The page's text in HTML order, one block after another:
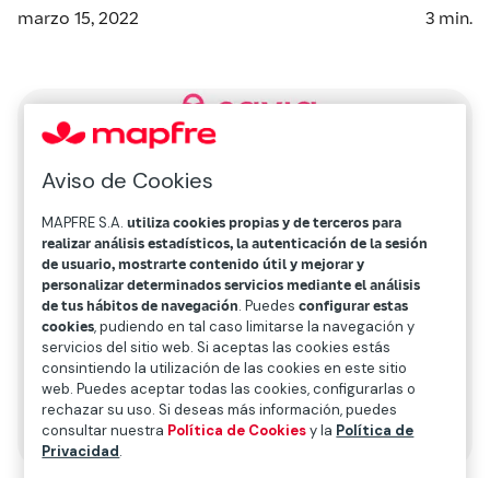
marzo 15, 2022
3 min.
Aviso de Cookies
MAPFRE S.A.utiliza cookies propias y de terceros para
realizar análisis estadísticos, la autenticación de la sesión
de usuario, mostrarte contenido útil y mejorar y
personalizar determinados servicios mediante el análisis
de tus hábitos de navegación. Puedesconfigurar estas
cookies, pudiendo en tal caso limitarse la navegación y
servicios del sitio web. Si aceptas las cookies estás
consintiendo la utilización de las cookies en este sitio
web. Puedes aceptar todas las cookies, configurarlas o
rechazar su uso. Si deseas más información, puedes
consultar nuestra Política de Cookiesy la Política de
Privacidad.